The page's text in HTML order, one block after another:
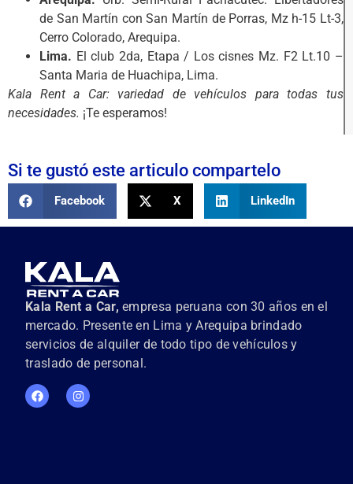
de San Martín con San Martín de Porras, Mz h-15 Lt-3,
Cerro Colorado, Arequipa.
Lima. El club 2da, Etapa / Los cisnes Mz. F2 Lt.10 –
Santa Maria de Huachipa, Lima.
Kala Rent a Car: variedad de vehículos para todas tus
necesidades. ¡Te esperamos!
Si te gustó este articulo compartelo
Facebook X LinkedIn
Kala Rent a Car, empresa peruana con 30 años en el
mercado. Presente en Lima y Arequipa brindado
servicios de alquiler de todo tipo de vehículos y
traslado de personal.